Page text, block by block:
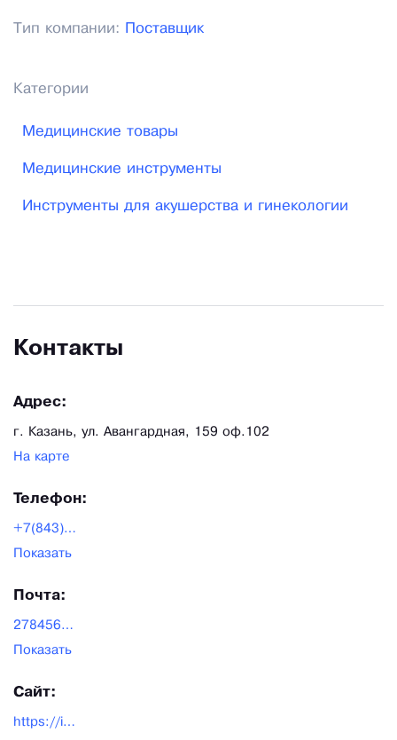
сайте. Одним из важных направлений в
комплексное оснащение медицинских
инструментом и расходными материалами.
Постоянным клиентам компании предлагается
партнерские отношения.
Тип компании: Поставщик
Категории
Медицинские товары
Медицинские инструменты
Инструменты для акушерства и гинекологии
Контакты
Адрес:
г. Казань, ул. Авангардная, 159 оф.102
На карте
Телефон:
+7(843)278-45-65
Показать
Почта:
2784565@mail.ru
Показать
Сайт:
https://inkommed.ru/